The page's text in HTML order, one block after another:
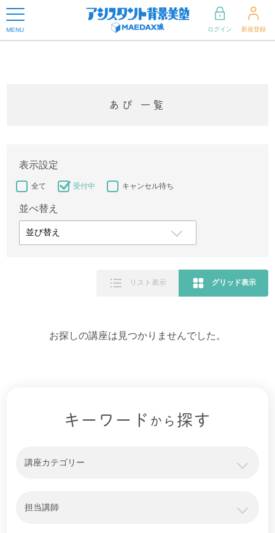
MENU ログイン 新規登録
あぴ 一覧
表示設定
全て 受付中 キャンセル待ち
並べ替え
リスト表示 グリッド表示
お探しの講座は見つかりませんでした。
キーワード から 探す
講座カテゴリー
担当講師